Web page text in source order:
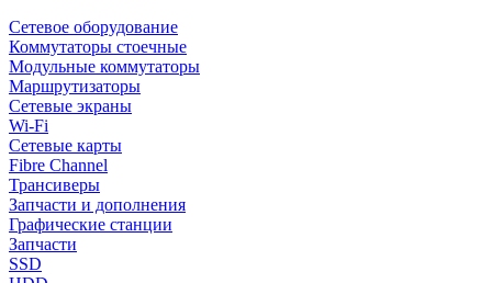
Сетевое оборудование
Коммутаторы стоечные
Модульные коммутаторы
Маршрутизаторы
Сетевые экраны
Wi-Fi
Сетевые карты
Fibre Channel
Трансиверы
Запчасти и дополнения
Графические станции
Запчасти
SSD